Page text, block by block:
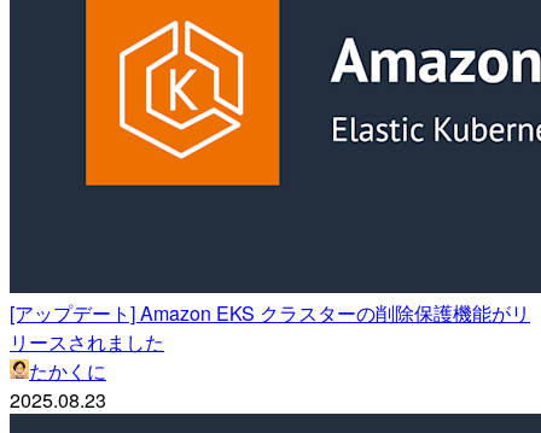
[アップデート] Amazon EKS クラスターの削除保護機能がリ
リースされました
たかくに
2025.08.23